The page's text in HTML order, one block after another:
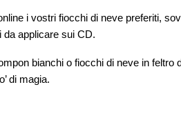
i vostri fiocchi di neve preferiti,
da applicare sui CD.
bianchi o fiocchi di neve in feltro
di magia.